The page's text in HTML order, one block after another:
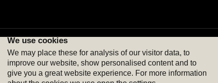
Maksevõimalused
We use cookies
We may place these for analysis of our visitor data, to
improve our website, show personalised content and to
give you a great website experience. For more information